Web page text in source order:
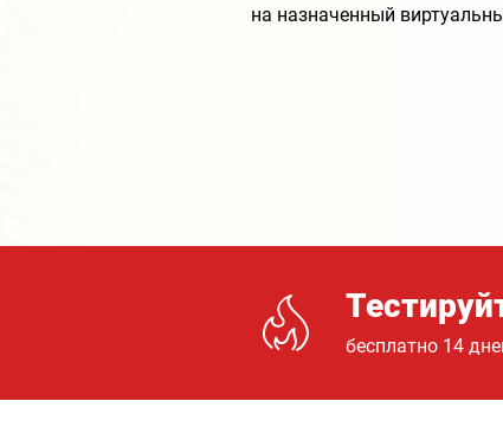
на назначенный
бесплатно 14